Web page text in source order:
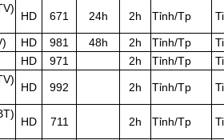
HD 671 24h 2h Tỉnh/Tp
HD 981 48h 2h Tỉnh/Tp
HD 971 2h Tỉnh/Tp
HD 992 2h Tỉnh/Tp
HD 711 2h Tỉnh/Tp